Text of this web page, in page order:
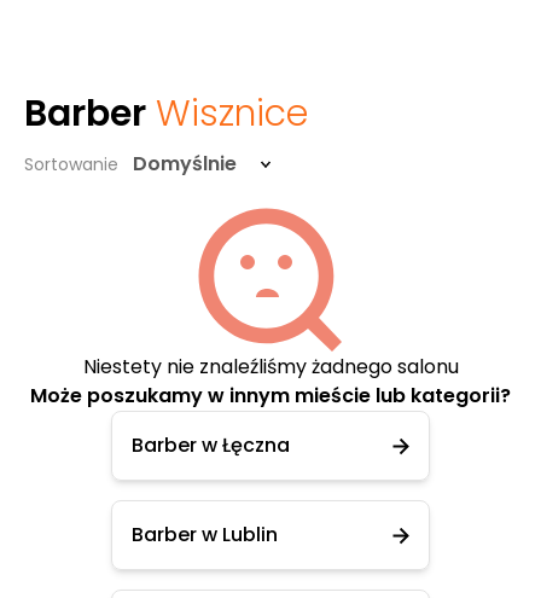
Barber Wisznice
Sortowanie Domyślnie
Niestety nie znaleźliśmy żadnego salonu
Może poszukamy w innym mieście lub kategorii?
Barber w Łęczna
Barber w Lublin